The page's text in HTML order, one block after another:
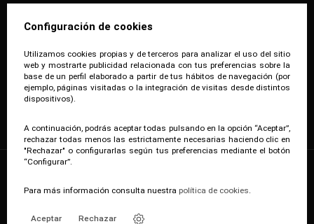
Configuración de cookies
Utilizamos cookies propias y de terceros para analizar el uso del sitio
web y mostrarte publicidad relacionada con tus preferencias sobre la
base de un perfil elaborado a partir de tus hábitos de navegación (por
ejemplo, páginas visitadas o la integración de visitas desde distintos
dispositivos).
A continuación, podrás aceptar todas pulsando en la opción “Aceptar”,
rechazar todas menos las estrictamente necesarias haciendo clic en
"Rechazar" o configurarlas según tus preferencias mediante el botón
“Configurar”.
Para más información consulta nuestra política de cookies.
Aceptar Rechazar
Plaza del Vapor, 20-B, Pol. Ind. Les Guixeres
08915 - Badalona (Barcelona)
93 198 06 26
support@e-corp.es
© 2026 e-Corp.es Todos los derechos reservados.